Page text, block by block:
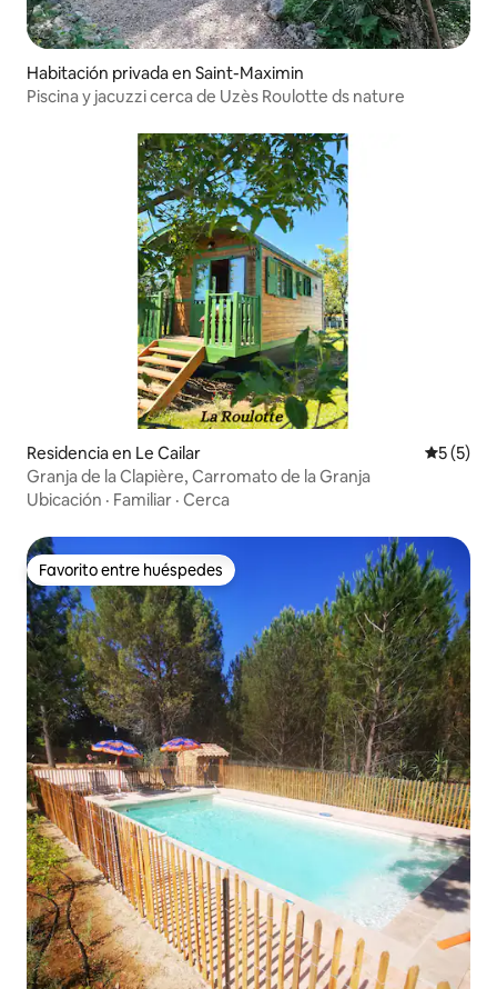
Habitación privada en Saint-Maximin
Piscina y jacuzzi cerca de Uzès Roulotte ds nature
Residencia en Le Cailar
5 (5)
Granja de la Clapière, Carromato de la Granja
Ubicación · Familiar · Cerca
Favorito entre huéspedes
Favorito entre huéspedes